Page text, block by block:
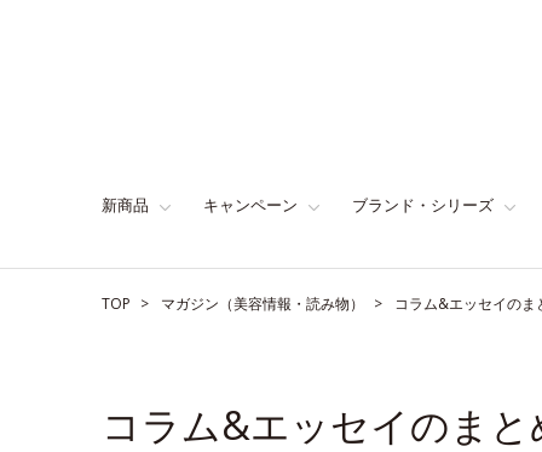
新商品 キャンペーン ブランド・シリーズ
TOP マガジン（美容情報・読み物） コラム&エッセイのま
コラム&エッセイのまと